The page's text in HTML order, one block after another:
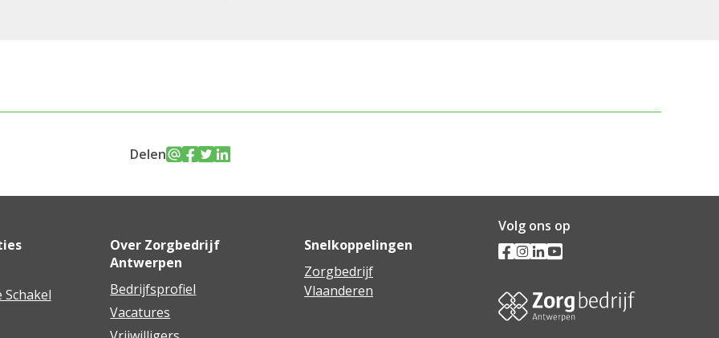
Delen
Over Zorgbedrijf
Antwerpen
Bedrijfsprofiel
Vacatures
Snelkoppelingen
Zorgbedrijf
Vlaanderen
Volg ons op